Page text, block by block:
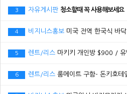
3 자유게시판 청소할때 꼭 사용해보세요
4 비지니스홍보 미국 전역 한국식 바
5 렌트/리스 마키키 개인방 $900 / 유
6 렌트/리스 룸메이트 구함- 돈키호테